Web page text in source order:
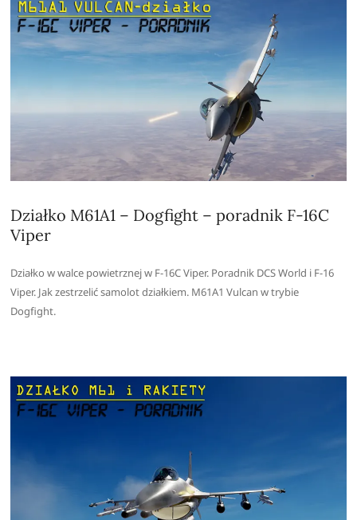
Działko M61A1 – Dogfight – poradnik F-16C
Viper
Działko w walce powietrznej w F-16C Viper. Poradnik DCS World i F-16
Viper. Jak zestrzelić samolot działkiem. M61A1 Vulcan w trybie
Dogfight.